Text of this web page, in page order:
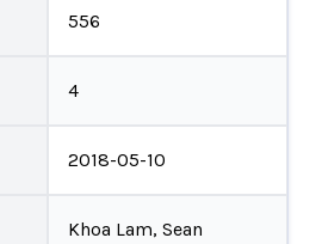
556
4
2018-05-10
Khoa Lam, Sean